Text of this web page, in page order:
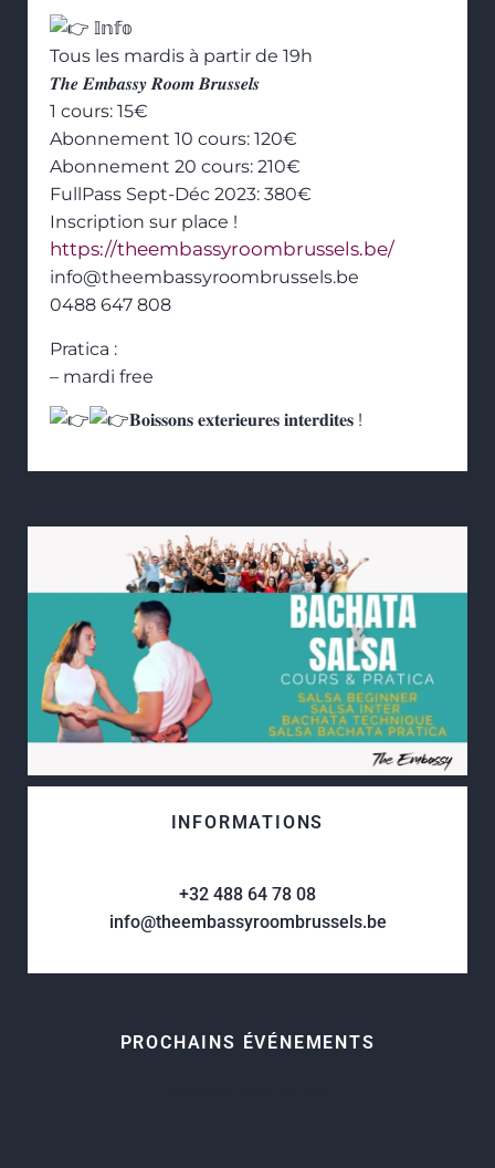
𝕀𝕟𝕗𝕠
Tous les mardis à partir de 19h
𝑻𝒉𝒆 𝑬𝒎𝒃𝒂𝒔𝒔𝒚 𝑹𝒐𝒐𝒎 𝑩𝒓𝒖𝒔𝒔𝒆𝒍𝒔
1 cours: 15€
Abonnement 10 cours: 120€
Abonnement 20 cours: 210€
FullPass Sept-Déc 2023: 380€
Inscription sur place !
https://theembassyroombrussels.be/
info@theembassyroombrussels.be
0488 647 808
Pratica :
– mardi free
𝐁𝐨𝐢𝐬𝐬𝐨𝐧𝐬 𝐞𝐱𝐭𝐞𝐫𝐢𝐞𝐮𝐫𝐞𝐬 𝐢𝐧𝐭𝐞𝐫𝐝𝐢𝐭𝐞𝐬 !
INFORMATIONS
+32 488 64 78 08
info@theembassyroombrussels.be
PROCHAINS ÉVÉNEMENTS